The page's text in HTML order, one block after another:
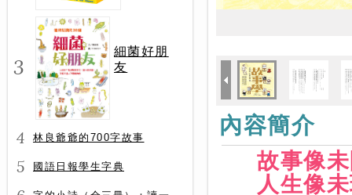
3
細菌好朋
友
4 林良爺爺的700字故事
5 國語日報學生字典
內容簡介
故事像
人生像